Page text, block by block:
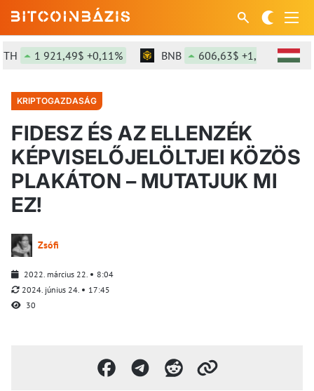
1 921,49$ +0,11% BNB 606,63$ +1,33% SOL
KRIPTOGAZDASÁG
FIDESZ ÉS AZ ELLENZÉK
KÉPVISELŐJELÖLTJEI KÖZÖS
PLAKÁTON – MUTATJUK MI
EZ!
Zsófi
2022. március 22.
8:04
2024. június 24.
17:45
30